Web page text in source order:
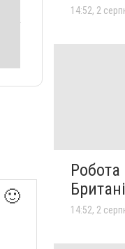
🙂
14:52, 2
Робота
14:52, 2